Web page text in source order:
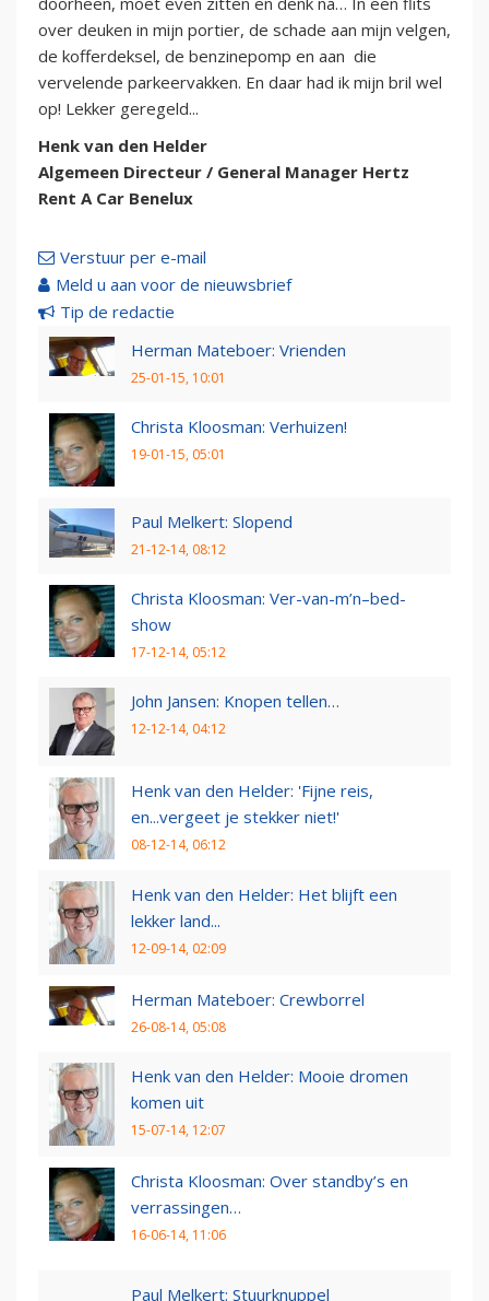
over deuken in mijn portier, de schade aan mijn velgen,
de kofferdeksel, de benzinepomp en aan die
vervelende parkeervakken. En daar had ik mijn bril wel
op! Lekker geregeld...
Henk van den Helder
Algemeen Directeur / General Manager Hertz
Rent A Car Benelux
Verstuur per e-mail
Meld u aan voor de nieuwsbrief
Tip de redactie
Herman Mateboer: Vrienden
25-01-15, 10:01
Christa Kloosman: Verhuizen!
19-01-15, 05:01
Paul Melkert: Slopend
21-12-14, 08:12
Christa Kloosman: Ver-van-m’n–bed-
show
17-12-14, 05:12
John Jansen: Knopen tellen…
12-12-14, 04:12
Henk van den Helder: 'Fijne reis,
en...vergeet je stekker niet!'
08-12-14, 06:12
Henk van den Helder: Het blijft een
lekker land...
12-09-14, 02:09
Herman Mateboer: Crewborrel
26-08-14, 05:08
Henk van den Helder: Mooie dromen
komen uit
15-07-14, 12:07
Christa Kloosman: Over standby’s en
verrassingen…
16-06-14, 11:06
Paul Melkert: Stuurknuppel